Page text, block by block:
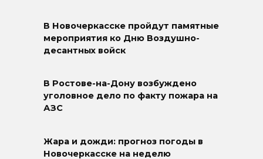
В Новочеркасске пройдут памятные
мероприятия ко Дню Воздушно-
десантных войск
В Ростове-на-Дону возбуждено
уголовное дело по факту пожара на
АЗС
Жара и дожди: прогноз погоды в
Новочеркасске на неделю